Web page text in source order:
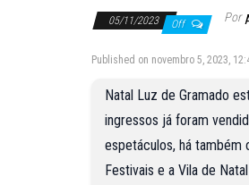
05/11/2023 Off Por
Published on novembro 5, 2023,
Natal Luz de Gramado
ingressos já foram
espetáculos, há também
Festivais e a Vila de